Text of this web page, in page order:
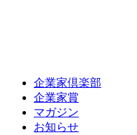
企業家倶楽部
企業家賞
マガジン
お知らせ